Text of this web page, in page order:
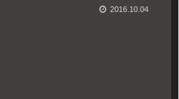
2016.10.04